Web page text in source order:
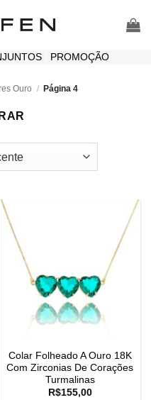
| PROMOÇÃO
Ouro / Página 4
Colar Folheado A Ouro 18K
Com Zirconias De Corações
Turmalinas
R$155,00